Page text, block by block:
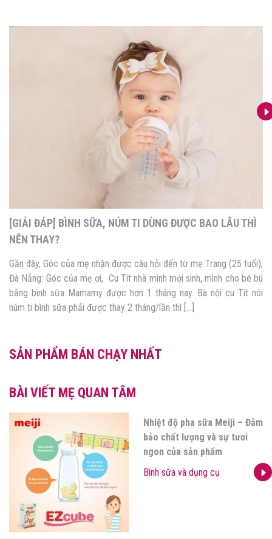
[GIẢI ĐÁP] BÌNH SỮA, NÚM TI DÙNG ĐƯỢC BAO LÂU THÌ
NÊN THAY?
Gần đây, Góc của mẹ nhận được câu hỏi đến từ mẹ Trang (25 tuổi),
Đà Nẵng: Góc của mẹ ơi, Cu Tít nhà mình mới sinh, mình cho bé bú
bằng bình sữa Mamamy được hơn 1 tháng nay. Bà nội cu Tít nói
núm ti bình sữa phải được thay 2 tháng/lần thì […]
SẢN PHẨM BÁN CHẠY NHẤT
BÀI VIẾT MẸ QUAN TÂM
Nhiệt độ pha sữa Meiji – Đảm
bảo chất lượng và sự tươi
ngon của sản phẩm
Bình sữa và dụng cụ